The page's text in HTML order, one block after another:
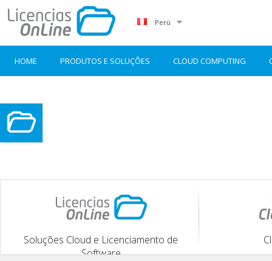
Perú
HOME PRODUTOS E SOLUÇÕES CLOUD COMPUTING
Soluções Cloud e Licenciamento de
Software